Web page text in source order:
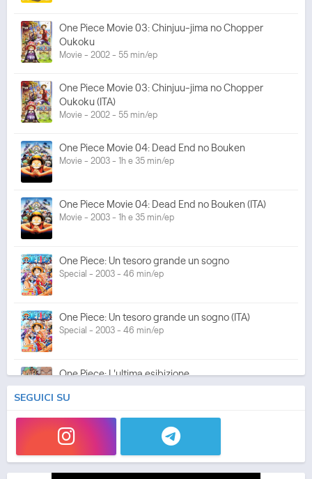
One Piece Movie 03: Chinjuu-jima no Chopper
Oukoku
Movie - 2002 - 55 min/ep
One Piece Movie 03: Chinjuu-jima no Chopper
Oukoku (ITA)
Movie - 2002 - 55 min/ep
One Piece Movie 04: Dead End no Bouken
Movie - 2003 - 1h e 35 min/ep
One Piece Movie 04: Dead End no Bouken (ITA)
Movie - 2003 - 1h e 35 min/ep
One Piece: Un tesoro grande un sogno
Special - 2003 - 46 min/ep
One Piece: Un tesoro grande un sogno (ITA)
Special - 2003 - 46 min/ep
One Piece: L'ultima esibizione
Special - 2003 - 45 min/ep
One Piece: L'ultima esibizione (ITA)
Special - 2003 - 45 min/ep
SEGUICI SU